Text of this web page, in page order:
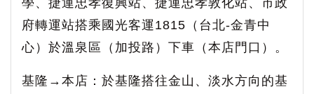
府轉運站搭乘國光客運1815（台北-金青中
心）於溫泉區（加投路）下車（本店門口）。
基隆→本店：於基隆搭往金山、淡水方向的基